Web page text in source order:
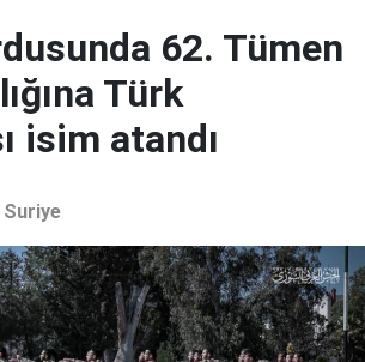
62. Tümen
Türk
isim atandı
Suriye